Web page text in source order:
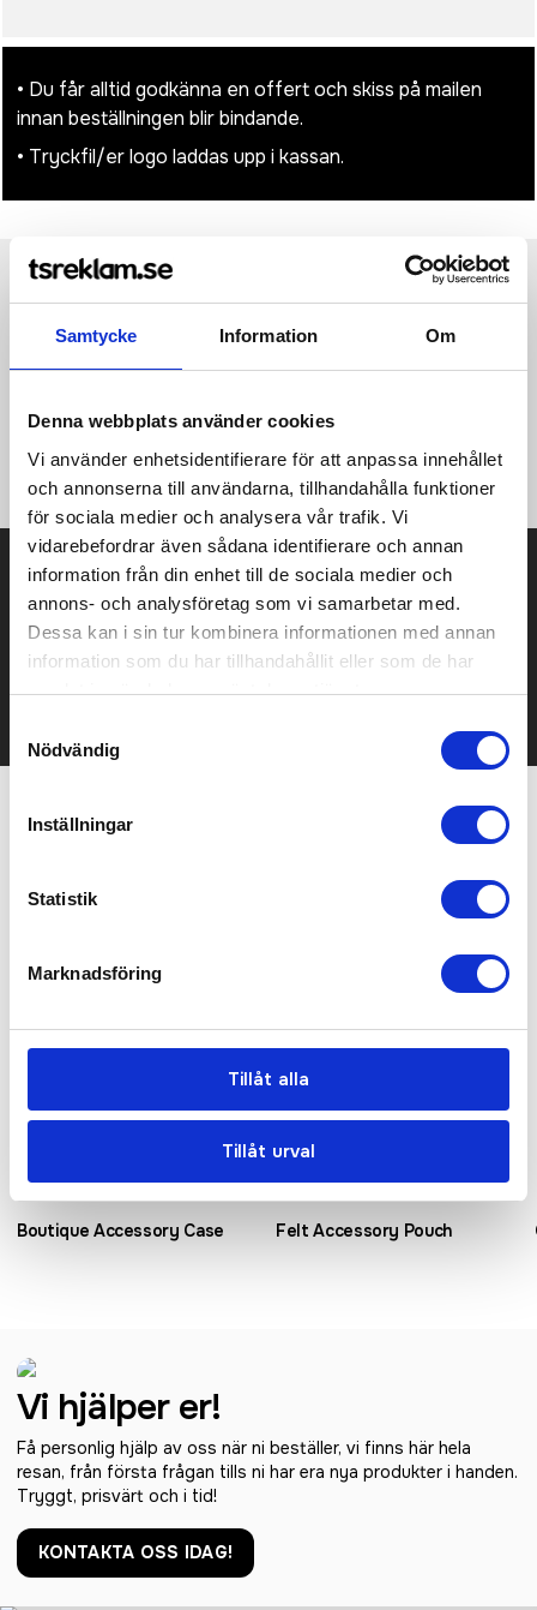
Samtycke Information Om
Denna webbplats använder cookies
Vi använder enhetsidentifierare för att anpassa innehållet
och annonserna till användarna, tillhandahålla funktioner
för sociala medier och analysera vår trafik. Vi
vidarebefordrar även sådana identifierare och annan
information från din enhet till de sociala medier och
annons- och analysföretag som vi samarbetar med.
Dessa kan i sin tur kombinera informationen med annan
information som du har tillhandahållit eller som de har
samlat in när du har använt deras tjänster.
Nödvändig
Inställningar
Statistik
Marknadsföring
Tillåt alla
Tillåt urval
• Du får alltid godkänna en offert och skiss på mailen
innan beställningen blir bindande.
• Tryckfil/er logo laddas upp i kassan.
ProduktinformationSpecifikationerPristabellRecensioner (954st)
·100% polyuretan (skinnimitation) ·"Saffiano" fin mönstrat
metalldragkedja ·Skumvaddering ·Avrivbar etikett för enkel
cm.
Prisuppgift på mailen?
Kontakta oss här för att få förslag på produkt och pris över
mailen.
Det går också utmärkt att bara ställa frågor!
Relaterade produkter
Boutique Accessory Case Felt Accessory Pouch
Vi hjälper er!
Få personlig hjälp av oss när ni beställer, vi finns här hela
resan, från första frågan tills ni har era nya produkter i handen.
Tryggt, prisvärt och i tid!
KONTAKTA OSS IDAG!